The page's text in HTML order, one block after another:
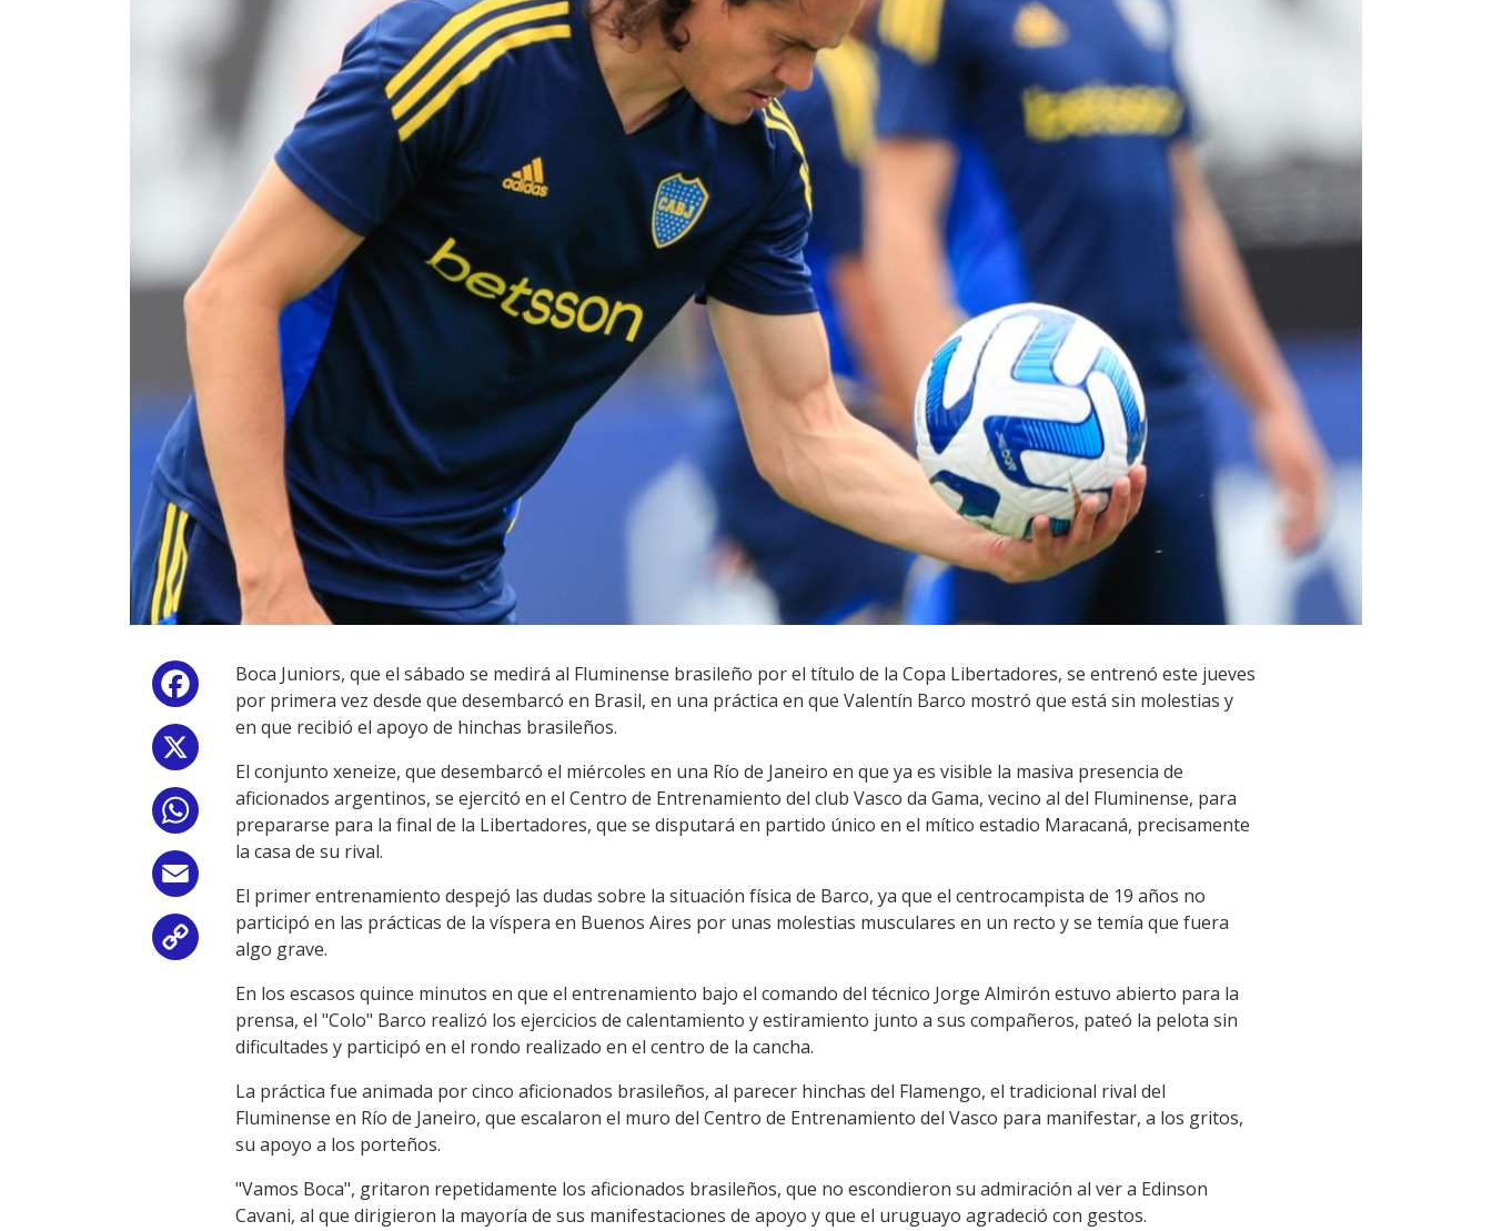
Facebook
Copy
Link
Boca Juniors, que el sábado se medirá al Fluminense brasileño por el título de la Copa Libertadores, se entrenó este jueves
por primera vez desde que desembarcó en Brasil, en una práctica en que Valentín Barco mostró que está sin molestias y
en que recibió el apoyo de hinchas brasileños.
El conjunto xeneize, que desembarcó el miércoles en una Río de Janeiro en que ya es visible la masiva presencia de
aficionados argentinos, se ejercitó en el Centro de Entrenamiento del club Vasco da Gama, vecino al del Fluminense, para
prepararse para la final de la Libertadores, que se disputará en partido único en el mítico estadio Maracaná, precisamente
la casa de su rival.
El primer entrenamiento despejó las dudas sobre la situación física de Barco, ya que el centrocampista de 19 años no
participó en las prácticas de la víspera en Buenos Aires por unas molestias musculares en un recto y se temía que fuera
algo grave.
En los escasos quince minutos en que el entrenamiento bajo el comando del técnico Jorge Almirón estuvo abierto para la
prensa, el "Colo" Barco realizó los ejercicios de calentamiento y estiramiento junto a sus compañeros, pateó la pelota sin
dificultades y participó en el rondo realizado en el centro de la cancha.
La práctica fue animada por cinco aficionados brasileños, al parecer hinchas del Flamengo, el tradicional rival del
Fluminense en Río de Janeiro, que escalaron el muro del Centro de Entrenamiento del Vasco para manifestar, a los gritos,
su apoyo a los porteños.
"Vamos Boca", gritaron repetidamente los aficionados brasileños, que no escondieron su admiración al ver a Edinson
Cavani, al que dirigieron la mayoría de sus manifestaciones de apoyo y que el uruguayo agradeció con gestos.